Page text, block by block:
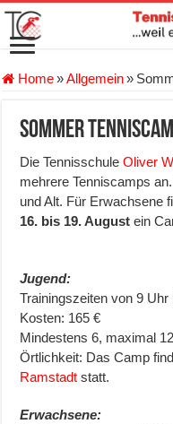
Home»Allgemein»
Sommer
Die TennisschuleOliver
mehrere Tenniscamps
und Alt. Für Erwachsene
16. bis 19. Augustein
Jugend:
Trainingszeiten von 9 Uhr
Kosten: 165 €
Mindestens 6, maximal
Örtlichkeit: Das Camp
Ramstadt statt.
Erwachsene: